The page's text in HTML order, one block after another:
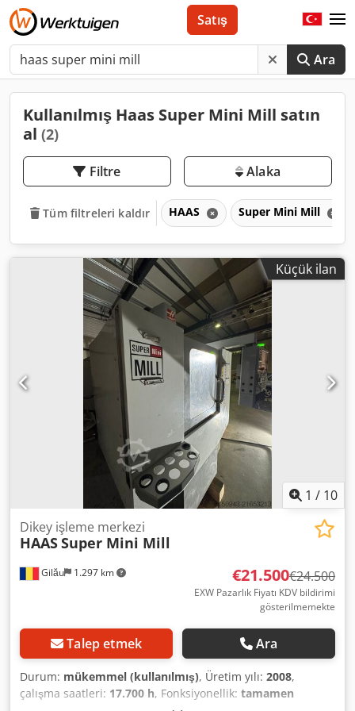
Ara
Satış
Kullanılmış Haas Super Mini Mill satın
al (2)
Filtre Alaka
Tüm filtreleri kaldır HAAS Super Mini Mill
Küçük ilan
1 / 10
Gilău 1.297 km
Dikey işleme merkezi
HAASSuper Mini Mill
€21.500€24.500
EXW Pazarlık Fiyatı KDV bildirimi
gösterilmemekte
Talep etmek Ara
Durum: mükemmel (kullanılmış), Üretim yılı: 2008,
çalışma saatleri: 17.700 h, Fonksiyonellik: tamamen